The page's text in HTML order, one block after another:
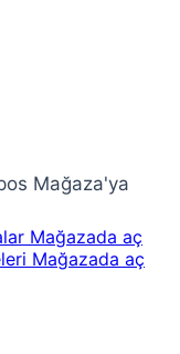
Mağaza'ya
Mağazada aç
Mağazada aç